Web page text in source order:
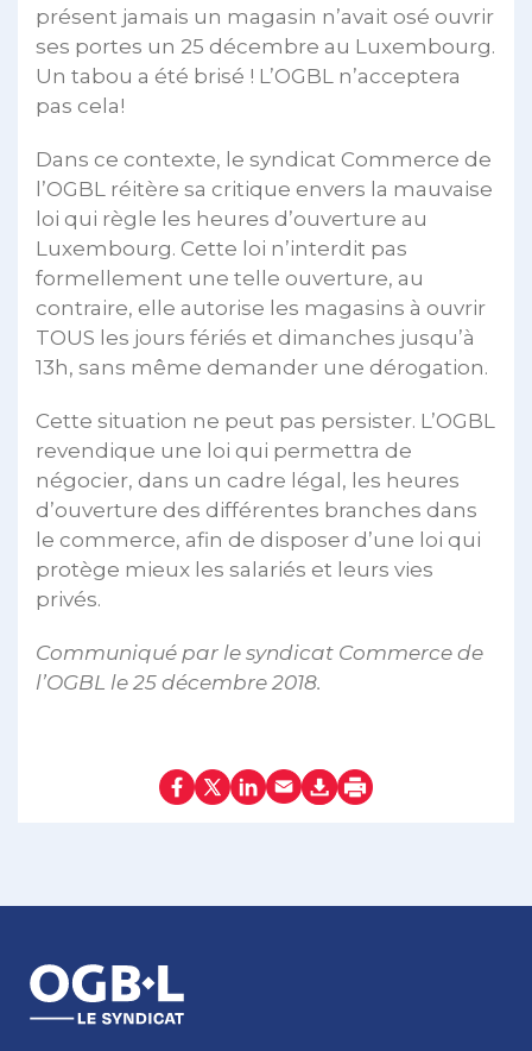
présent jamais un magasin n’avait osé ouvrir
ses portes un 25 décembre au Luxembourg.
Un tabou a été brisé ! L’OGBL n’acceptera
pas cela!
Dans ce contexte, le syndicat Commerce de
l’OGBL réitère sa critique envers la mauvaise
loi qui règle les heures d’ouverture au
Luxembourg. Cette loi n’interdit pas
formellement une telle ouverture, au
contraire, elle autorise les magasins à ouvrir
TOUS les jours fériés et dimanches jusqu’à
13h, sans même demander une dérogation.
Cette situation ne peut pas persister. L’OGBL
revendique une loi qui permettra de
négocier, dans un cadre légal, les heures
d’ouverture des différentes branches dans
le commerce, afin de disposer d’une loi qui
protège mieux les salariés et leurs vies
privés.
Communiqué par le syndicat Commerce de
l’OGBL le 25 décembre 2018.